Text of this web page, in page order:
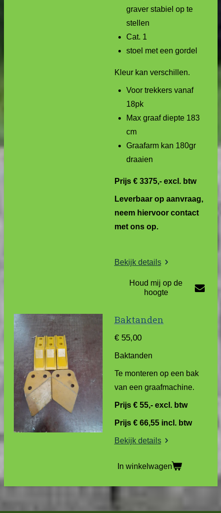
graver stabiel op te
stellen
Cat. 1
stoel met een gordel
Kleur kan verschillen.
Voor trekkers vanaf
18pk
Max graaf diepte 183
cm
Graafarm kan 180gr
draaien
Prijs € 3375,- excl. btw
Leverbaar op aanvraag,
neem hiervoor contact
met ons op.
Bekijk details
Houd mij op de
hoogte
Baktanden
€ 55,00
Baktanden
Te monteren op een bak
van een graafmachine.
Prijs € 55,- excl. btw
Prijs € 66,55 incl. btw
Bekijk details
In winkelwagen